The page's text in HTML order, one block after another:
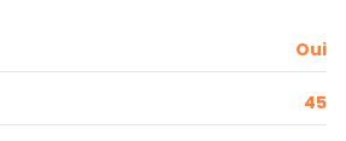
Oui
45